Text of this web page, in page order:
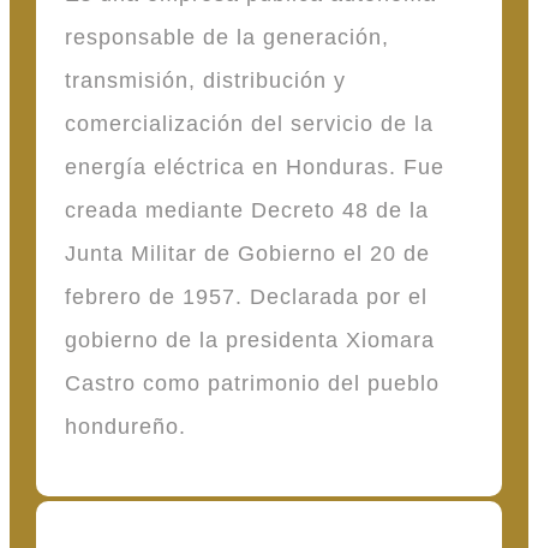
responsable de la generación,
transmisión, distribución y
comercialización del servicio de la
energía eléctrica en Honduras. Fue
creada mediante Decreto 48 de la
Junta Militar de Gobierno el 20 de
febrero de 1957. Declarada por el
gobierno de la presidenta Xiomara
Castro como patrimonio del pueblo
hondureño.